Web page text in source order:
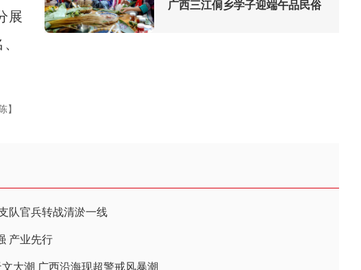
展
】
广西三江侗乡学子迎端午品民俗
队官兵转战清淤一线
产业先行
文大潮 广西沿海现超警戒风暴潮